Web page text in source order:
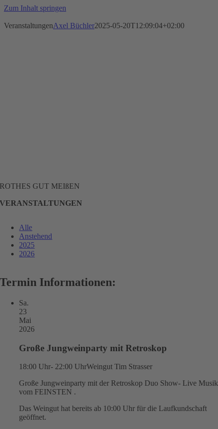
Zum Inhalt springen
VeranstaltungenAxel Büchler2025-05-20T12:09:04+02:00
ROTHES GUT MEIßEN
VERANSTALTUNGEN
Alle
Anstehend
2025
2026
Termin Informationen:
Sa.
23
Mai
2026
Große Jungweinparty mit Retroskop
18:00 Uhr- 22:00 UhrWeingut Tim Strasser
Große Jungweinparty mit der Retroskop Duo Show- Live Musik
vom FEINSTEN .
Das Weingut hat bereits ab 10:00 Uhr für die Laufkundschaft
geöffnet.